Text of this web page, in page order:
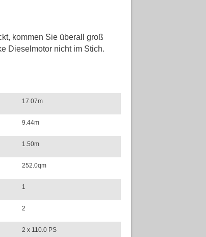
kommen Sie überall groß
Dieselmotor nicht im Stich.
17.07m
9.44m
1.50m
252.0qm
1
2
2 x 110.0 PS